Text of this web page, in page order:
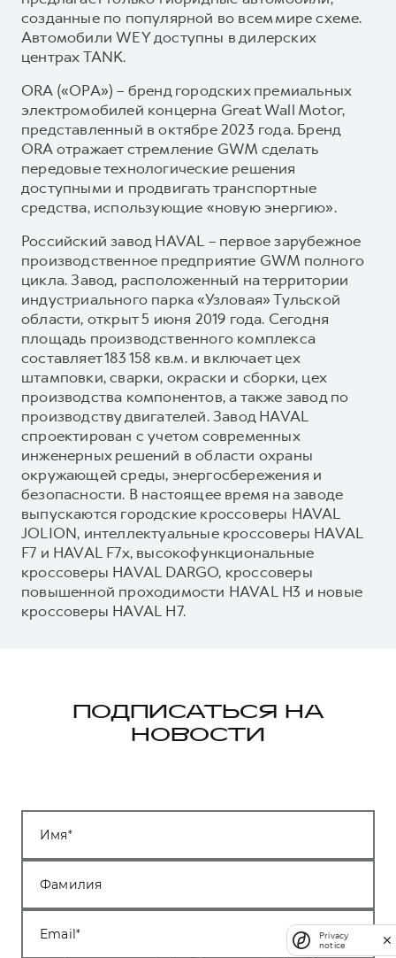
созданные по популярной во всем мире схеме.
Автомобили WEY доступны в дилерских
центрах TANK.
ORA («ОРА») – бренд городских премиальных
электромобилей концерна Great Wall Motor,
представленный в октябре 2023 года. Бренд
ORA отражает стремление GWM сделать
передовые технологические решения
доступными и продвигать транспортные
средства, использующие «новую энергию».
Российский завод HAVAL – первое зарубежное
производственное предприятие GWM полного
цикла. Завод, расположенный на территории
индустриального парка «Узловая» Тульской
области, открыт 5 июня 2019 года. Сегодня
площадь производственного комплекса
составляет 183 158 кв.м. и включает цех
штамповки, сварки, окраски и сборки, цех
производства компонентов, а также завод по
производству двигателей. Завод HAVAL
спроектирован с учетом современных
инженерных решений в области охраны
окружающей среды, энергосбережения и
безопасности. В настоящее время на заводе
выпускаются городские кроссоверы HAVAL
JOLION, интеллектуальные кроссоверы HAVAL
F7 и HAVAL F7x, высокофункциональные
кроссоверы HAVAL DARGO, кроссоверы
повышенной проходимости HAVAL H3 и новые
кроссоверы HAVAL H7.
ПОДПИСАТЬСЯ НА
НОВОСТИ
Имя
Фамилия
Email
Privacy
notice